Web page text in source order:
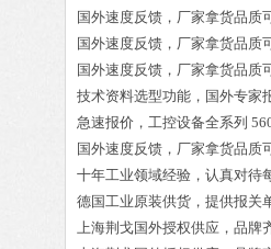
国外速度反馈，厂家拿货品质
国外速度反馈，厂家拿货品质
国外速度反馈，厂家拿货品质
技术资料选型功能，国外专家
急速报价，工控设备全系列
国外速度反馈，厂家拿货品质
十年工业领域经验，认真对待
德国工业原装供货，提供报关
上海荆戈国外授权供应，品牌